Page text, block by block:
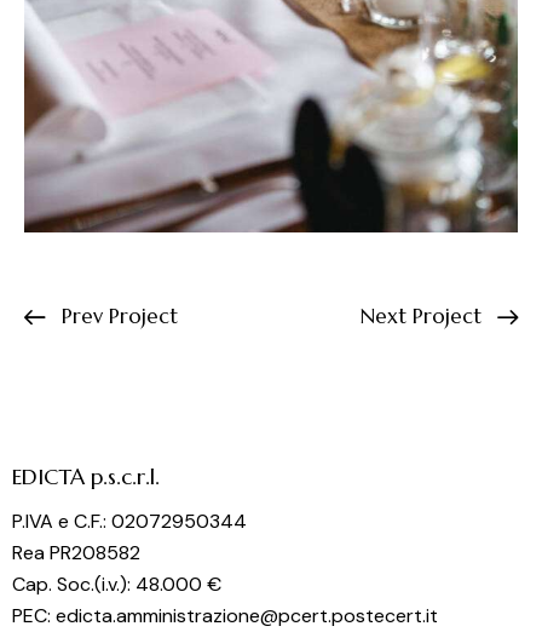
Prev Project Next Project
EDICTA p.s.c.r.l.
P.IVA e C.F.: 02072950344
Rea PR208582
Cap. Soc.(i.v.): 48.000 €
PEC: edicta.amministrazione@pcert.postecert.it